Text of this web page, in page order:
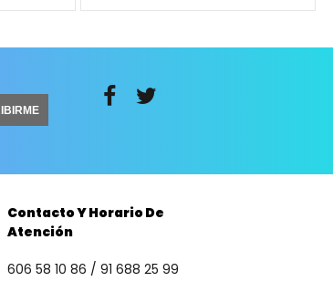
Contacto Y Horario De
Atención
606 58 10 86 / 91 688 25 99